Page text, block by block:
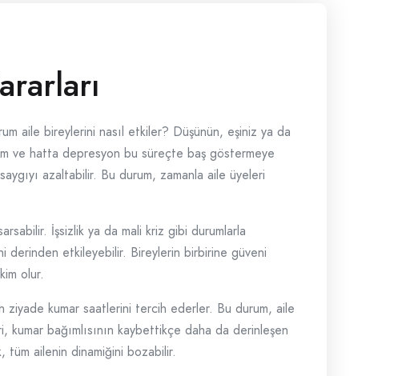
aile bireylerini nasıl etkiler? Düşünün, eşiniz ya da
ve hatta depresyon bu süreçte baş göstermeye
azaltabilir. Bu durum, zamanla aile üyeleri
İşsizlik ya da mali kriz gibi durumlarla
derinden etkileyebilir. Bireylerin birbirine güveni
olur.
ziyade kumar saatlerini tercih ederler. Bu durum, aile
bağımlısının kaybettikçe daha da derinleşen
tüm ailenin dinamiğini bozabilir.